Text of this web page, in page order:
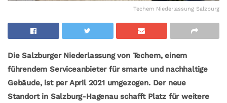
Techem Niederlassung Salzburg
Die Salzburger Niederlassung von Techem, einem
führendem Serviceanbieter für smarte und nachhaltige
Gebäude, ist per April 2021 umgezogen. Der neue
Standort in Salzburg-Hagenau schafft Platz für weitere